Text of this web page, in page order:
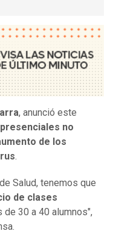
, anunció este
no
de los
.
Salud, tenemos que
de clases
de 30 a 40 alumnos",